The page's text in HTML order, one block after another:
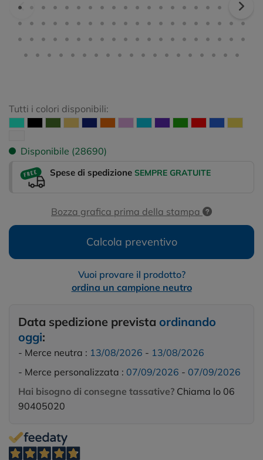
Tutti i colori disponibili:
Disponibile (28690)
Spese di spedizione SEMPRE GRATUITE
Bozza grafica prima della stampa
Calcola preventivo
Vuoi provare il prodotto?
ordina un campione neutro
Data spedizione prevista ordinando
oggi:
- Merce neutra : 13/08/2026 - 13/08/2026
- Merce personalizzata : 07/09/2026 - 07/09/2026
Hai bisogno di consegne tassative? Chiama lo 06
90405020